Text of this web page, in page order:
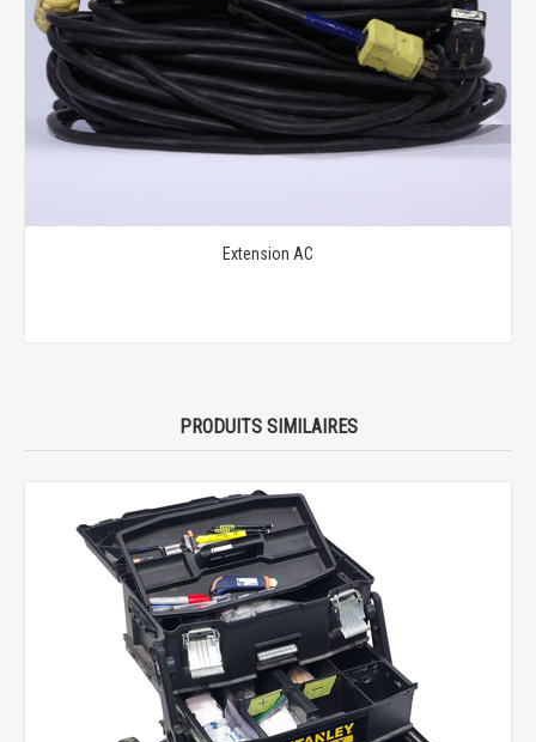
Extension AC
PRODUITS SIMILAIRES